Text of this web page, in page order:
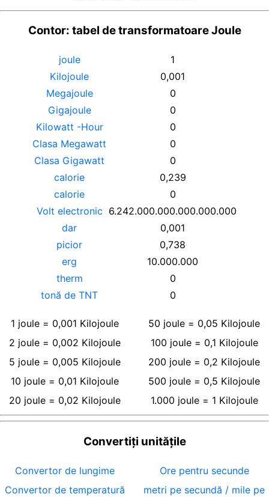
Contor: tabel de transformatoare Joule
joule
1
Kilojoule
0,001
Megajoule
0
Gigajoule
0
Kilowatt -Hour
0
Clasa Megawatt
0
Clasa Gigawatt
0
calorie
0,239
calorie
0
Volt electronic 6.242.000.000.000.000.000
dar
0,001
picior
0,738
erg
10.000.000
therm
0
tonă de TNT
0
1 joule = 0,001 Kilojoule
2 joule = 0,002 Kilojoule
5 joule = 0,005 Kilojoule
10 joule = 0,01 Kilojoule
20 joule = 0,02 Kilojoule
50 joule = 0,05 Kilojoule
100 joule= 0,1 Kilojoule
200 joule = 0,2 Kilojoule
500 joule = 0,5 Kilojoule
1.000 joule= 1 Kilojoule
Convertiți unitățile
Convertor de lungime
Convertor de temperatură
Ore pentru secunde
metri pe secundă / mile pe